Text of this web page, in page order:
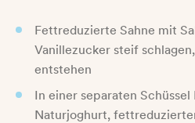
Fettreduzierte Sahne mit
Vanillezucker steif
entstehen
In einer separaten
Naturjoghurt,